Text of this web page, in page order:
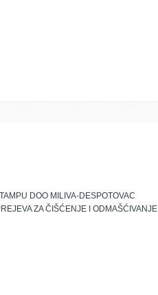
DOO MILIVA-DESPOTOVAC
ZA ČIŠĆENJE I ODMAŠĆIVANJE